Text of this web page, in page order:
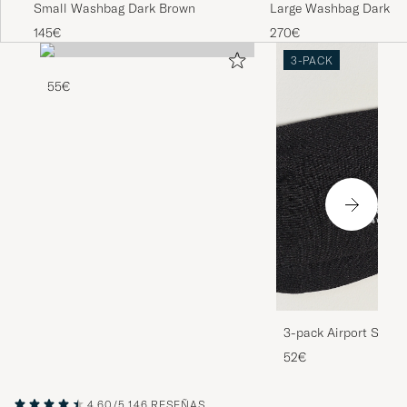
Small Washbag Dark Brown
145€
Large Washbag Dark
270€
55€
3-PACK
3-pack Airport
Melange
52€